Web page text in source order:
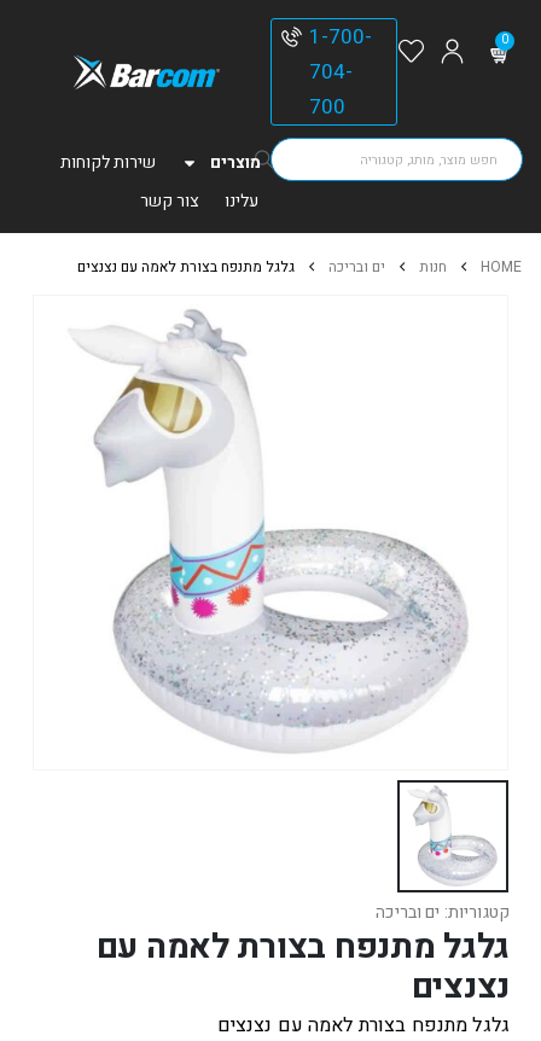
0
1-700-
704-
700
מוצרים
שירות לקוחות
עלינו
צור קשר
HOME חנות ים ובריכה גלגל מתנפח בצורת לאמה עם נצנצים
קטגוריות: ים ובריכה
גלגל מתנפח בצורת לאמה עם
נצנצים
גלגל מתנפח בצורת לאמה עם נצנצים